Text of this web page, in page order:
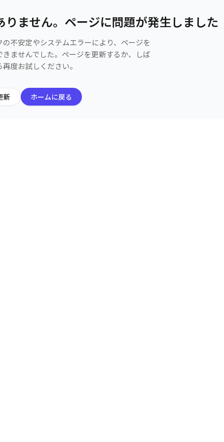
りません。ページに問題が発生しました
の不安定やシステムエラーにより、ページを
きませんでした。ページを更新するか、しば
度お試しください。
新 ホームに戻る